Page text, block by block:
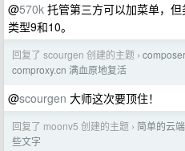
@570k 托管第三方可以加菜单，
类型9和10。
回复了 scourgen 创建的主题 › composer
comproxy.cn 满血原地复活
@scourgen 大师这次要顶住！
回复了 moonv5 创建的主题 › 简单的云
些文字